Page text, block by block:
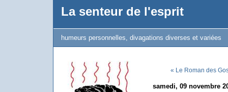
La senteur de l'esprit
humeurs personnelles, divagations diverses et variées
« Le Roman des
samedi, 09 novembre